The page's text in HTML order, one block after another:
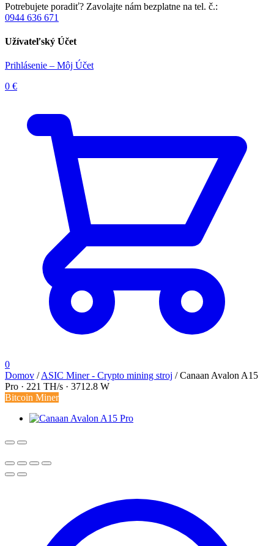
Potrebujete poradiť? Zavolajte nám bezplatne na tel. č.:
0944 636 671
Užívateľský Účet
Prihlásenie – Môj Účet
0 €
0
Domov /ASIC Miner - Crypto mining stroj /Canaan Avalon A15
Pro · 221 TH/s · 3712.8 W
Bitcoin Miner